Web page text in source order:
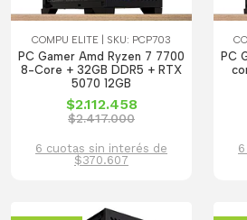
COMPU ELITE | SKU: PCP703
PC Gamer Amd Ryzen 7 7700
8-Core + 32GB DDR5 + RTX
5070 12GB
$2.112.458
$2.417.000
6 cuotas sin interés de
$370.607
PC